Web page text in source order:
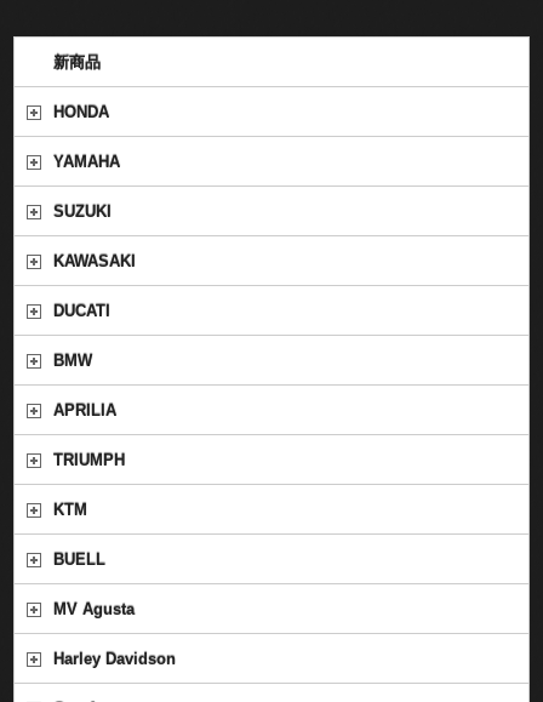
新商品
HONDA
YAMAHA
SUZUKI
KAWASAKI
DUCATI
BMW
APRILIA
TRIUMPH
KTM
BUELL
MV Agusta
Harley Davidson